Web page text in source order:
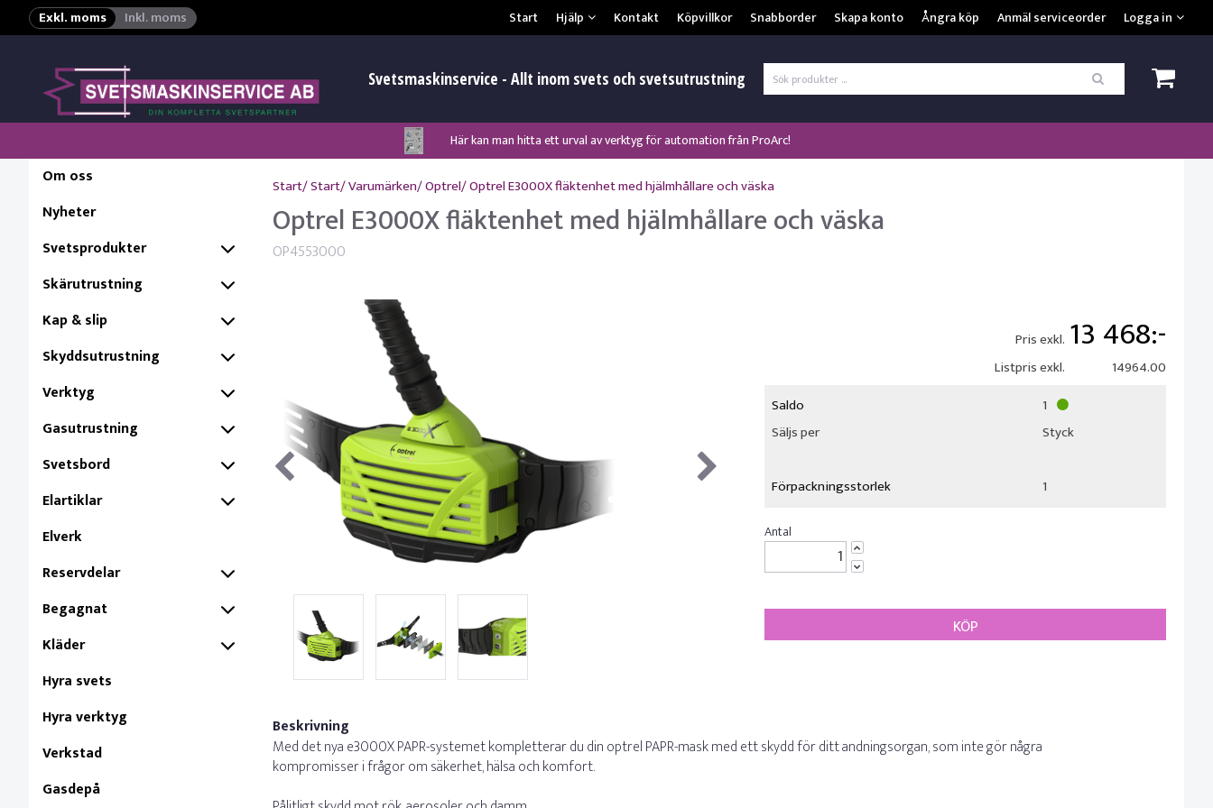
Exkl. moms Inkl. moms Start Hjälp
Säkerhet & Cookies Kontakt Köpvillkor Snabborder Skapa konto Ångra köp Anmäl serviceorder Logga in
Logga in
*
Svetsmaskinservice - Allt inom svets och svetsutrustning
Klicka här för att se alla våra nuvarande kampanjer!
Här kan man hitta ett urval av verktyg för automation från ProArc!
Nyhet! Lägesställare, rullbockar och längdsvets från ProArc!
Nyhet! Tig-svets från Esab, Rogue ET 230iP AC/DC!
Nyhet! Tig-svets Minarc T 223 AC/DC från Kemppi!
Nyhet! Nya PAPR-enheten från ESAB EPR-X1.1!
Nyhet! MinarcMig 190 Auto och MinarcMig 220 Auto från Kemppi!
Om oss
Nyheter
Svetsprodukter
Skärutrustning
Kap & slip
Skyddsutrustning
Verktyg
Gasutrustning
Svetsbord
Elartiklar
Elverk
Reservdelar
Begagnat
Kläder
Hyra svets
Hyra verktyg
Verkstad
Gasdepå
Start/Start/Varumärken/Optrel/Optrel E3000X fläktenhet med hjälmhållare och väska
Optrel E3000X fläktenhet med hjälmhållare och väska
OP4553000
Pris exkl. 13 468
Listpris exkl.
14964.00
Saldo
1
Säljs per
Styck
Förpackningsstorlek 1
KÖP
Beskrivning
Med det nya e3000X PAPR-systemet kompletterar du din optrel PAPR-mask med ett skydd för ditt andningsorgan, som inte gör några
kompromisser i frågor om säkerhet, hälsa och komfort.